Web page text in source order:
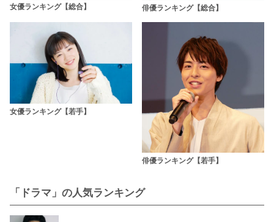
女優ランキング【総合】 俳優ランキング【総合】
女優ランキング【若手】
俳優ランキング【若手】
「ドラマ」の人気ランキング